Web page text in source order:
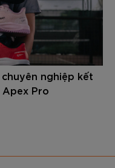
có gì đặc biệt?
cùng tìm hiểu chi tiết
nghiệp kết
Pro